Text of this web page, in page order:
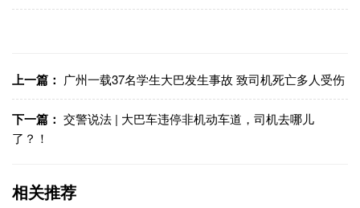
上一篇： 广州一载37名学生大巴发生事故 致司机死亡多人受伤
下一篇： 交警说法 | 大巴车违停非机动车道，司机去哪儿
了？！
相关推荐